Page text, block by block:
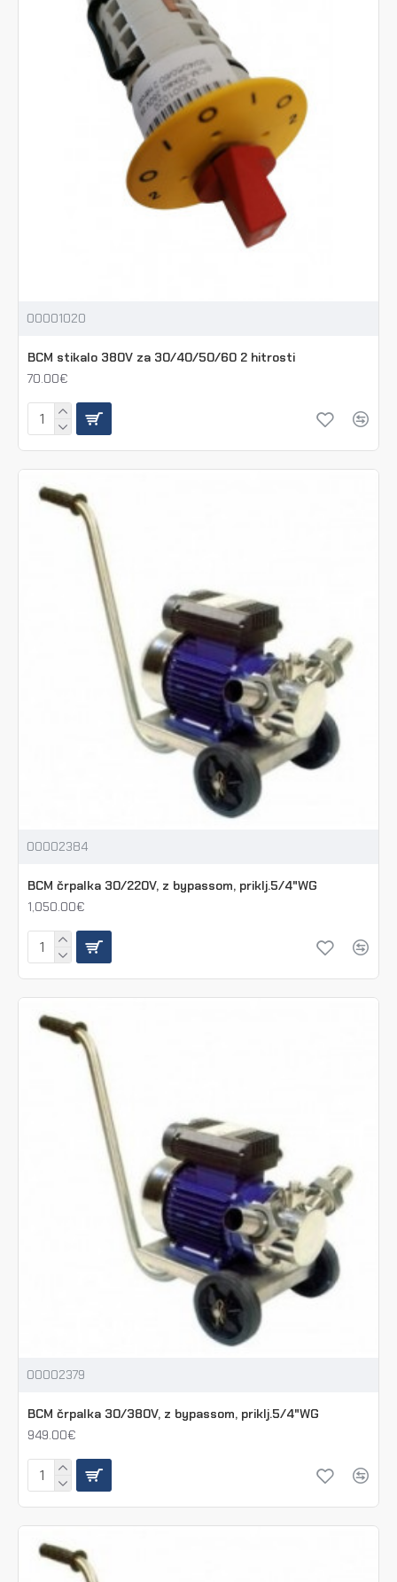
00001020
BCM stikalo 380V za 30/40/50/60 2 hitrosti
70.00€
00002384
BCM črpalka 30/220V, z bypassom, priklj.5/4"WG
1,050.00€
00002379
BCM črpalka 30/380V, z bypassom, priklj.5/4"WG
949.00€